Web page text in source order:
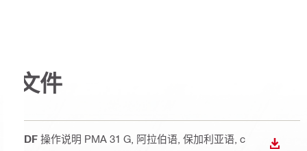
文件
PDF 操作说明 PMA 31 G , 阿拉伯语, 保加利亚语, c
下载